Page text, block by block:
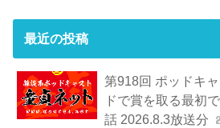
最近の投稿
第918回 ポッドキ
ドで賞を取る最初
話 2026.8.3放送分